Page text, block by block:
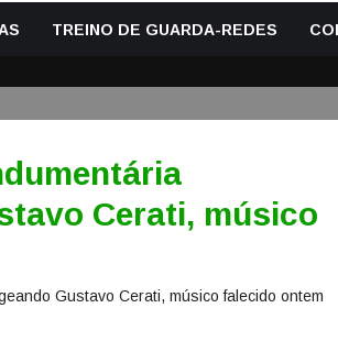
TREINO DE GUARDA-REDES
Cerati, músico